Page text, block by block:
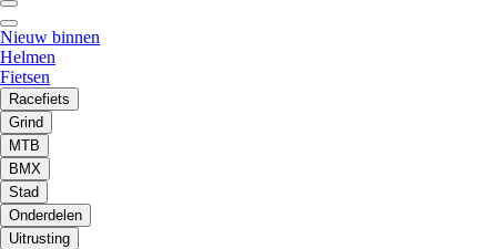
Nieuw binnen
Helmen
Fietsen
Racefiets
Grind
MTB
BMX
Stad
Onderdelen
Uitrusting